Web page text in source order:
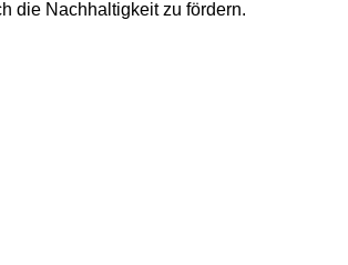
die Nachhaltigkeit zu fördern.